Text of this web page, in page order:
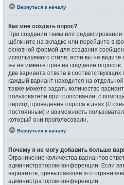
Вернуться к началу
Как мне создать опрос?
При создании темы или
щёлкните на вкладке или перейдите в
основной формой для создания
используемого стиля; если вы не
вы не имеете прав на создание
два варианта ответа в
каждый вариант находится на
также можете задать количество
пользователи при голосовании, с
период проведения опроса в днях (0
постоянным) и возможность
который они проголосовали.
Вернуться к началу
Почему я не могу добавить больше
Ограничение количества вариантов
администратором конференции. Если
вариантов, превышающее это
администратором конференции.